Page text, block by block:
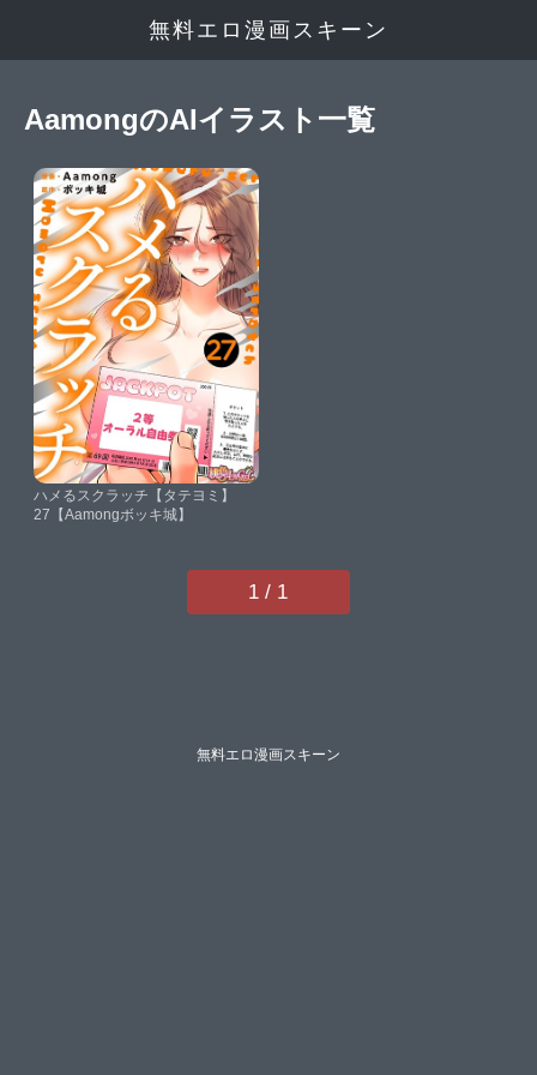
無料エロ漫画スキーン
AamongのAIイラスト一覧
ハメるスクラッチ【タテヨミ】
27【Aamongボッキ城】
1 / 1
無料エロ漫画スキーン